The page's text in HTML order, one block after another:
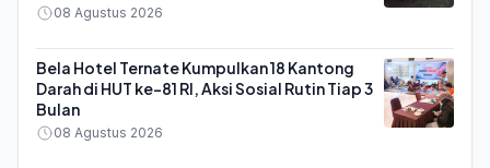
08 Agustus 2026
Bela Hotel Ternate Kumpulkan 18 Kantong
Darah di HUT ke-81 RI, Aksi Sosial Rutin Tiap 3
Bulan
08 Agustus 2026